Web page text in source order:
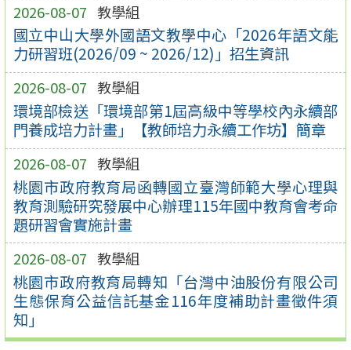
2026-08-07 教學組
國立中山大學外國語文教學中心「2026年語文能
力研習班(2026/09 ~ 2026/12)」招生資訊
2026-08-07 教學組
環境部檢送「環境部第1屆高級中等學校內永續部
門養成培力計畫」【教師培力永續工作坊】簡章
2026-08-07 教學組
桃園市政府教育局函轉國立臺灣師範大學心理與
教育測驗研究發展中心辦理115年國中教育會考命
題研習會實施計畫
2026-08-07 教學組
桃園市政府教育局轉知「台灣中油股份有限公司
生態保育公益信託基金116年度補助計畫徵件須
知」